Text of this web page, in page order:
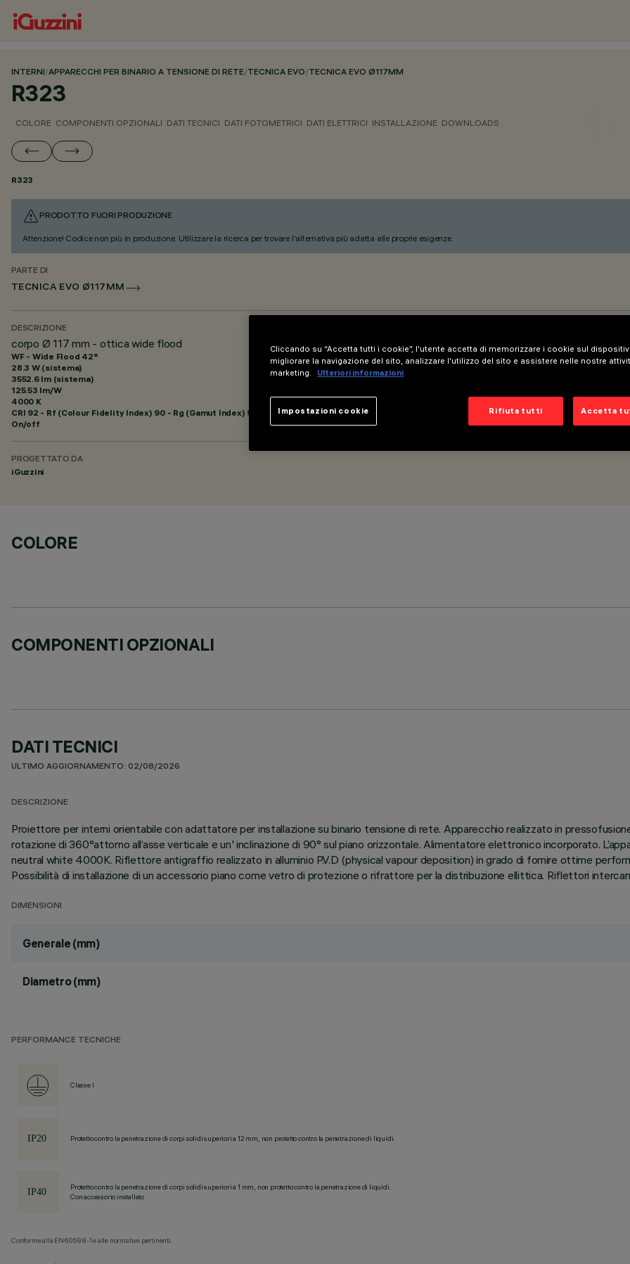
INTERNI/APPARECCHI PER BINARIO A TENSIONE DI RETE/TECNICA EVO/TECNICA EVO Ø117MM
R323
COLORE COMPONENTI OPZIONALI DATI TECNICI DATI FOTOMETRICI DATI ELETTRICI INSTALLAZIONE DOWNLOADS
R323
PRODOTTO FUORI PRODUZIONE
Attenzione! Codice non più in produzione. Utilizzare la ricerca per trovare l'alternativa più adatta alle proprie esigenze.
PARTE DI
TECNICA EVO Ø117MM
DESCRIZIONE
corpo Ø 117 mm - ottica wide flood
WF - Wide Flood 42°
28.3 W (sistema)
3552.6 lm (sistema)
125.53 lm/W
4000 K
CRI 92 - Rf (Colour Fidelity Index) 90 - Rg (Gamut Index) 98
On/off
PROGETTATO DA
iGuzzini
COLORE
COMPONENTI OPZIONALI
DATI TECNICI
ULTIMO AGGIORNAMENTO: 02/08/2026
DESCRIZIONE
Proiettore per interni orientabile con adattatore per installazione su binario tensione di rete. Apparecchio realizzato in
rotazione di 360°attorno all’asse verticale e un' inclinazione di 90° sul piano orizzontale. Alimentatore elettronico incorporato.
neutral white 4000K. Riflettore antigraffio realizzato in alluminio P.V.D (physical vapour deposition) in grado di fornire ottime
Possibilità di installazione di un accessorio piano come vetro di protezione o rifrattore per la distribuzione ellittica. Riflettori
DIMENSIONI
Generale (mm)
Diametro (mm)
PERFORMANCE TECNICHE
Classe I
Protetto contro la penetrazione di corpi solidi superiori a 12 mm, non protetto contro la penetrazione di liquidi.
Protetto contro la penetrazione di corpi solidi superiori a 1 mm, non protetto contro la penetrazione di liquidi.
Con accessorio installato
Conforme alla EN60598-1 e alle normative pertinenti.
Cliccando su “Accetta tutti i cookie”, l'utente accetta di memorizzare i cookie sul
migliorare la navigazione del sito, analizzare l'utilizzo del sito e assistere nelle nostre
marketing.
Ulteriori informazioni
Rifiuta tutti Accetta
Impostazioni cookie